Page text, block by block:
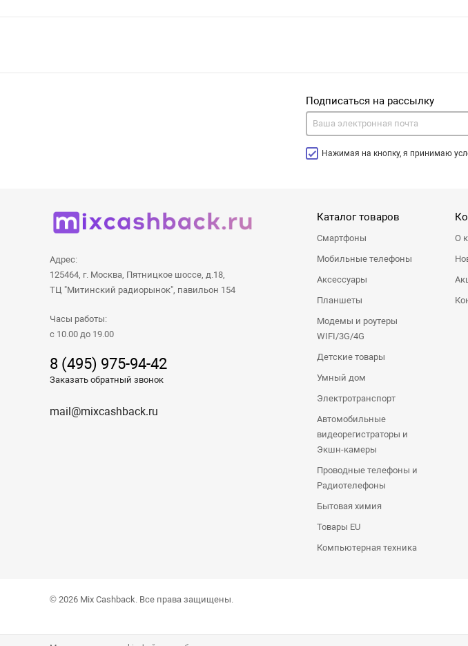
Подписаться на рассылку
Нажимая на кнопку, я принимаю
Адрес:
125464, г. Москва, Пятницкое шоссе, д.18,
ТЦ "Митинский радиорынок", павильон 154
Часы работы:
с 10.00 до 19.00
8 (495) 975-94-42
Заказать обратный звонок
mail@mixcashback.ru
Каталог товаров
Смартфоны
Мобильные телефоны
Аксессуары
Планшеты
Модемы и роутеры
WIFI/3G/4G
Детские товары
Умный дом
Электротранспорт
Автомобильные
видеорегистраторы и
Экшн-камеры
Проводные телефоны и
Радиотелефоны
Бытовая химия
Товары EU
Компьютерная техника
О
© 2026 Mix Cashback. Все права защищены.